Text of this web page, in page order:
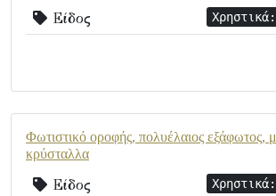
Είδος
Φωτιστικό οροφής, πολυέλαιος εξάφωτος,
κρύσταλλα
Είδος